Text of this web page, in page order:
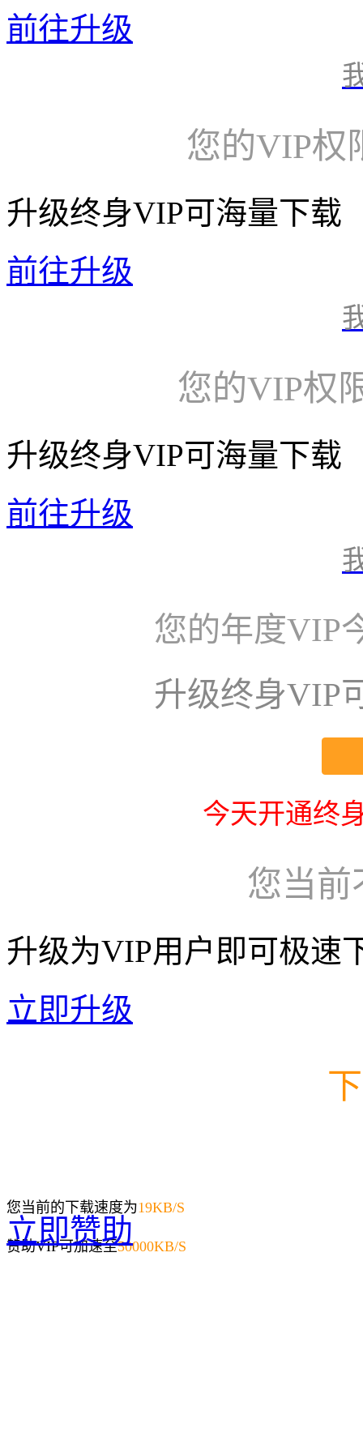
前往升级
您的VIP权
升级终身VIP可海量下载
前往升级
您的VIP权
升级终身VIP可海量下载
前往升级
您的年度VIP
升级终身VIP
今天开通终
您当前
升级为VIP用户即可极速
立即升级
您当前的下载速度为19KB/S
赞助VIP可加速至50000KB/S
立即赞助